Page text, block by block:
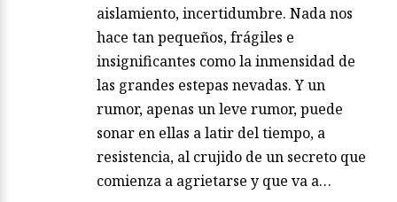
aislamiento, incertidumbre. Nada nos
hace tan pequeños, frágiles e
insignificantes como la inmensidad de
las grandes estepas nevadas. Y un
rumor, apenas un leve rumor, puede
sonar en ellas a latir del tiempo, a
resistencia, al crujido de un secreto que
comienza a agrietarse y que va a…